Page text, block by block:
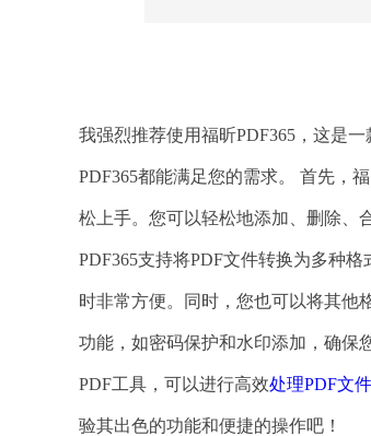
我强烈推荐使用福昕PDF365，这是
PDF365都能满足您的需求。 首先，
松上手。您可以轻松地添加、删除、
PDF365支持将PDF文件转换为多种
时非常方便。同时，您也可以将其他
功能，如密码保护和水印添加，确保
PDF工具，可以进行高效处理PDF文件
验其出色的功能和便捷的操作吧！